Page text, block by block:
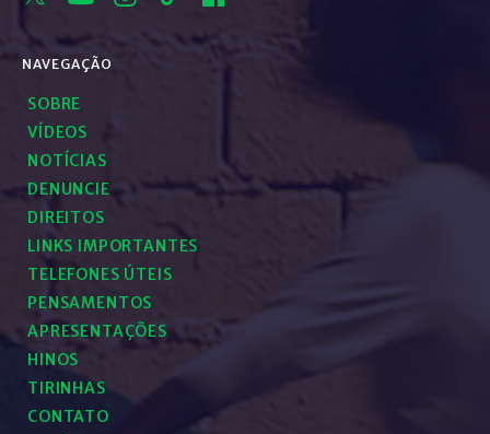
NAVEGAÇÃO
SOBRE
VÍDEOS
NOTÍCIAS
DENUNCIE
DIREITOS
LINKS IMPORTANTES
TELEFONES ÚTEIS
PENSAMENTOS
APRESENTAÇÕES
HINOS
TIRINHAS
CONTATO